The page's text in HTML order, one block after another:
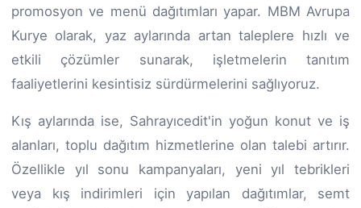
promosyon ve menü dağıtımları yapar. MBM Avrupa
Kurye olarak, yaz aylarında artan taleplere hızlı ve
etkili çözümler sunarak, işletmelerin tanıtım
faaliyetlerini kesintisiz sürdürmelerini sağlıyoruz.
Kış aylarında ise, Sahrayıcedit'in yoğun konut ve iş
alanları, toplu dağıtım hizmetlerine olan talebi artırır.
Özellikle yıl sonu kampanyaları, yeni yıl tebrikleri
veya kış indirimleri için yapılan dağıtımlar, semt